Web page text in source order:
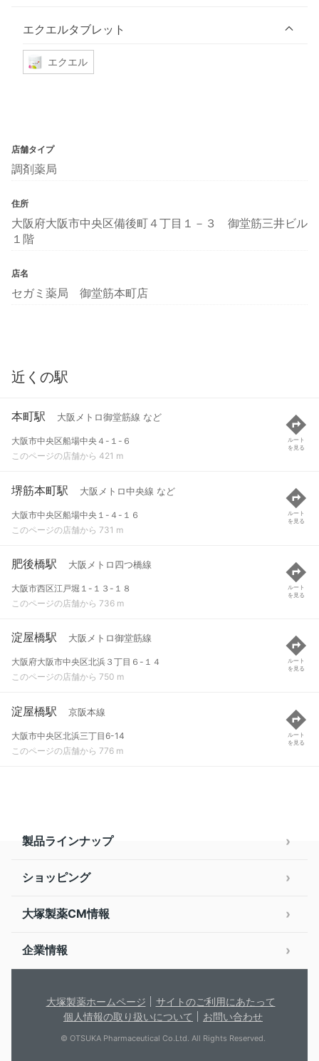
エクエルタブレット
エクエル
店舗タイプ
調剤薬局
住所
大阪府大阪市中央区備後町４丁目１－３ 御堂筋三井ビル
１階
店名
セガミ薬局 御堂筋本町店
近くの駅
本町駅 大阪メトロ御堂筋線 など
大阪市中央区船場中央４-１-６
このページの店舗から 421 m
ルート
を見る
堺筋本町駅 大阪メトロ中央線 など
大阪市中央区船場中央１-４-１６
このページの店舗から 731 m
ルート
を見る
肥後橋駅 大阪メトロ四つ橋線
大阪市西区江戸堀１-１３-１８
このページの店舗から 736 m
ルート
を見る
淀屋橋駅 大阪メトロ御堂筋線
大阪府大阪市中央区北浜３丁目６-１４
このページの店舗から 750 m
ルート
を見る
淀屋橋駅 京阪本線
大阪市中央区北浜三丁目6-14
このページの店舗から 776 m
ルート
を見る
製品ラインナップ
ショッピング
大塚製薬CM情報
企業情報
大塚製薬ホームページ
サイトのご利用にあたって
個人情報の取り扱いについて
お問い合わせ
© OTSUKA Pharmaceutical Co.Ltd. All Rights Reserved.